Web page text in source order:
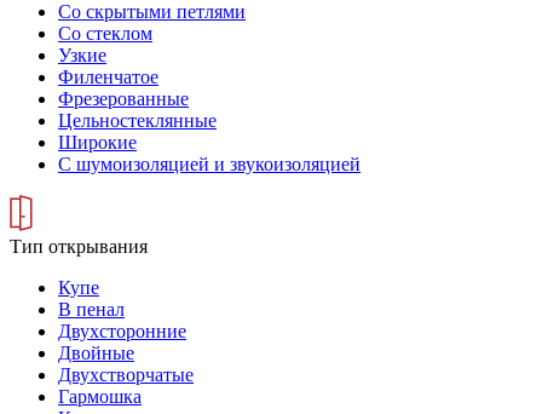
Со скрытыми петлями
Со стеклом
Узкие
Филенчатое
Фрезерованные
Цельностеклянные
Широкие
С шумоизоляцией и звукоизоляцией
Тип открывания
Купе
В пенал
Двухсторонние
Двойные
Двухстворчатые
Гармошка